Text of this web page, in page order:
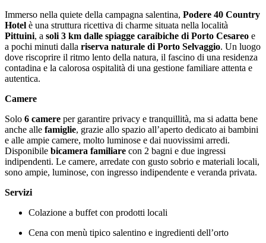
Immerso nella quiete della campagna salentina, Podere 40 Country
Hotel è una struttura ricettiva di charme situata nella località
Pittuini, a soli 3 km dalle spiagge caraibiche di Porto Cesareo e
a pochi minuti dalla riserva naturale di Porto Selvaggio. Un luogo
dove riscoprire il ritmo lento della natura, il fascino di una residenza
contadina e la calorosa ospitalità di una gestione familiare attenta e
autentica.
Camere
Solo 6 camere per garantire privacy e tranquillità, ma si adatta bene
anche alle famiglie, grazie allo spazio all’aperto dedicato ai bambini
e alle ampie camere, molto luminose e dai nuovissimi arredi.
Disponibile bicamera familiare con 2 bagni e due ingressi
indipendenti. Le camere, arredate con gusto sobrio e materiali locali,
sono ampie, luminose, con ingresso indipendente e veranda privata.
Servizi
Colazione a buffet con prodotti locali
Cena con menù tipico salentino e ingredienti dell’orto